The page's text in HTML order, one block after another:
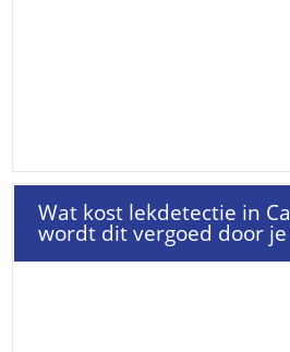
Wat kost lekdetectie in
wordt dit vergoed door